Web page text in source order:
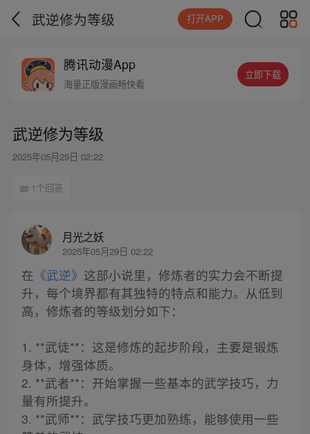
武逆修为等级 打开APP
腾讯动漫App
海量正版漫画畅快看
立即下载
武逆修为等级
2025年05月29日 02:22
1个回答
月光之妖
2025年05月29日 02:22
在 《武逆》 这部小说里，修炼者的实力会不断提
升，每个境界都有其独特的特点和能力。从低到
高，修炼者的等级划分如下：
1. **武徒**：这是修炼的起步阶段，主要是锻炼
身体，增强体质。
2. **武者**：开始掌握一些基本的武学技巧，力
量有所提升。
3. **武师**：武学技巧更加熟练，能够使用一些